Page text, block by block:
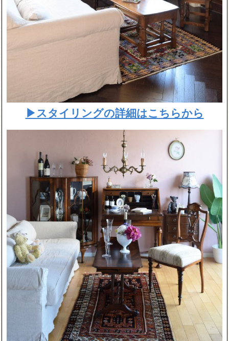
▶スタイリングの詳細はこちらから